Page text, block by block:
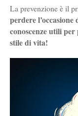
La prevenzione è il
perdere
conoscenze utili
stile di vita!